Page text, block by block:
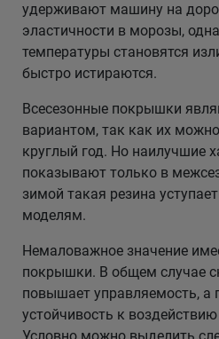
удерживают машину на
эластичности в морозы,
температуры становятся
быстро истираются.
Всесезонные покрышки
вариантом, так как их
круглый год. Но наилучшие
показывают только в
зимой такая резина
моделям.
Немаловажное значение
покрышки. В общем случае
повышает управляемость,
устойчивость к